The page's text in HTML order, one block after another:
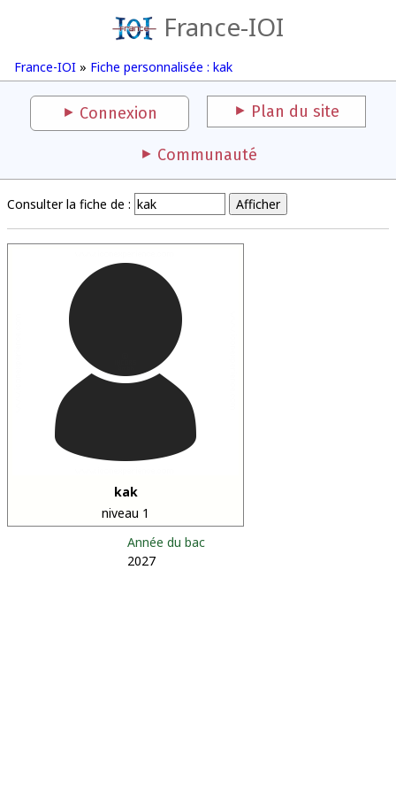
France-IOI
France-IOI » Fiche personnalisée : kak
Connexion Plan du site
Communauté
Consulter la fiche de :
kak
niveau 1
Année du bac
2027